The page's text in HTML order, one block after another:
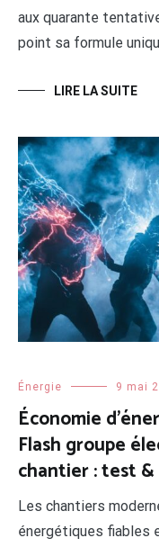
aux quarante
point sa formule
LIRE LA SUITE
Énergie 9 mai
Économie
Flash groupe
chantier : test
Les chantiers
énergétiques fiables